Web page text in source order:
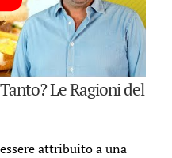
Le Ragioni del
attribuito a una